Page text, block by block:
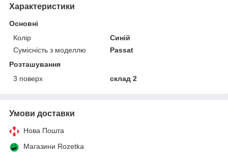
Характеристики
Основні
Колір
Синій
Сумісність з моделлю
Passat
Розташування
3 поверх
склад 2
Умови доставки
Нова Пошта
Магазини Rozetka